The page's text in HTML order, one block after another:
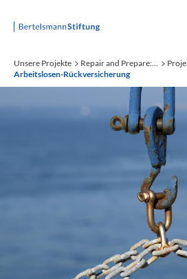
Startseite
Unsere Projekte Repair and Prepare:...
Arbeitslosen-Rückversicherung